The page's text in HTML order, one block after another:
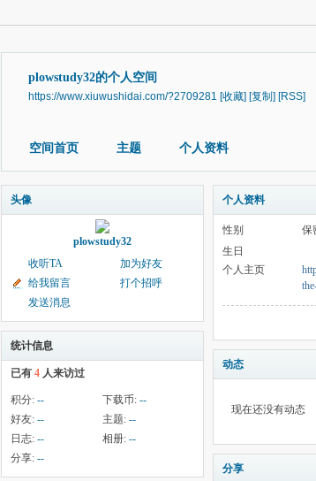
plowstudy32的个人空间
https://www.xiuwushidai.com/?2709281 [收藏] [复制] [RSS]
空间首页 主题 个人资料
头像
plowstudy32
收听TA
加为好友
给我留言
打个招呼
发送消息
统计信息
已有 4 人来访过
积分: -- 下载币: --
好友: -- 主题: --
日志: -- 相册: --
分享: --
个人资料
性别
保
生日
个人主页
动态
现在还没有动态
分享